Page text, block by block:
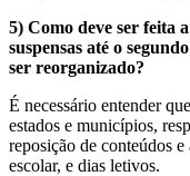
5) Como deve ser feita
suspensas até o
ser reorganizado?
É necessário entender
estados e municípios,
reposição de conteúdos
escolar, e dias letivos.